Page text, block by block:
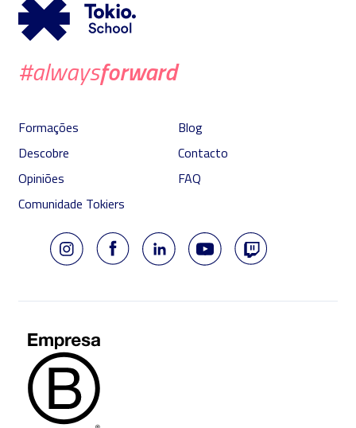
#alwaysforward
Formações
Descobre
Opiniões
Comunidade Tokiers
Blog
Contacto
FAQ